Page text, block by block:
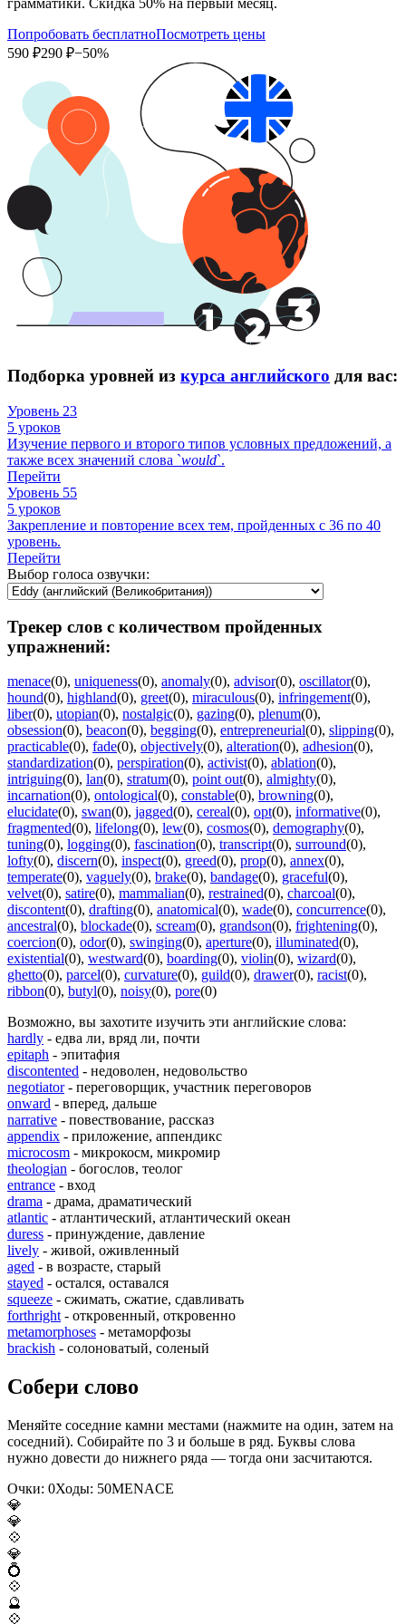
грамматики. Скидка 50% на первый месяц.
Попробовать бесплатноПосмотреть цены
590 ₽290 ₽−50%
Подборка уровней из курса английского для вас:
Уровень 23
5 уроков
Изучение первого и второго типов условных предложений, а
также всех значений слова `would`.
Перейти
Уровень 55
5 уроков
Закрепление и повторение всех тем, пройденных с 36 по 40
уровень.
Перейти
Выбор голоса озвучки:
Трекер слов с количеством пройденных
упражнений:
menace(0), uniqueness(0), anomaly(0), advisor(0), oscillator(0),
hound(0), highland(0), greet(0), miraculous(0), infringement(0),
liber(0), utopian(0), nostalgic(0), gazing(0), plenum(0),
obsession(0), beacon(0), begging(0), entrepreneurial(0), slipping(0),
practicable(0), fade(0), objectively(0), alteration(0), adhesion(0),
standardization(0), perspiration(0), activist(0), ablation(0),
intriguing(0), lan(0), stratum(0), point out(0), almighty(0),
incarnation(0), ontological(0), constable(0), browning(0),
elucidate(0), swan(0), jagged(0), cereal(0), opt(0), informative(0),
fragmented(0), lifelong(0), lew(0), cosmos(0), demography(0),
tuning(0), logging(0), fascination(0), transcript(0), surround(0),
lofty(0), discern(0), inspect(0), greed(0), prop(0), annex(0),
temperate(0), vaguely(0), brake(0), bandage(0), graceful(0),
velvet(0), satire(0), mammalian(0), restrained(0), charcoal(0),
discontent(0), drafting(0), anatomical(0), wade(0), concurrence(0),
ancestral(0), blockade(0), scream(0), grandson(0), frightening(0),
coercion(0), odor(0), swinging(0), aperture(0), illuminated(0),
existential(0), westward(0), boarding(0), violin(0), wizard(0),
ghetto(0), parcel(0), curvature(0), guild(0), drawer(0), racist(0),
ribbon(0), butyl(0), noisy(0), pore(0)
Возможно, вы захотите изучить эти английские слова:
hardly - едва ли, вряд ли, почти
epitaph - эпитафия
discontented - недоволен, недовольство
negotiator- переговорщик, участник переговоров
onward - вперед, дальше
narrative - повествование, рассказ
appendix - приложение, аппендикс
microcosm - микрокосм, микромир
theologian - богослов, теолог
entrance - вход
drama - драма, драматический
atlantic - атлантический, атлантический океан
duress - принуждение, давление
lively - живой, оживленный
aged - в возрасте, старый
stayed - остался, оставался
squeeze - сжимать, сжатие, сдавливать
forthright - откровенный, откровенно
metamorphoses - метаморфозы
brackish - солоноватый, соленый
Собери слово
Меняйте соседние камни местами (нажмите на один, затем на
соседний). Собирайте по 3 и больше в ряд. Буквы слова
нужно довести до нижнего ряда — тогда они засчитаются.
Очки: 0Ходы: 50MENACE
💎
💎
💠
💎
💍
💠
🔮
💠